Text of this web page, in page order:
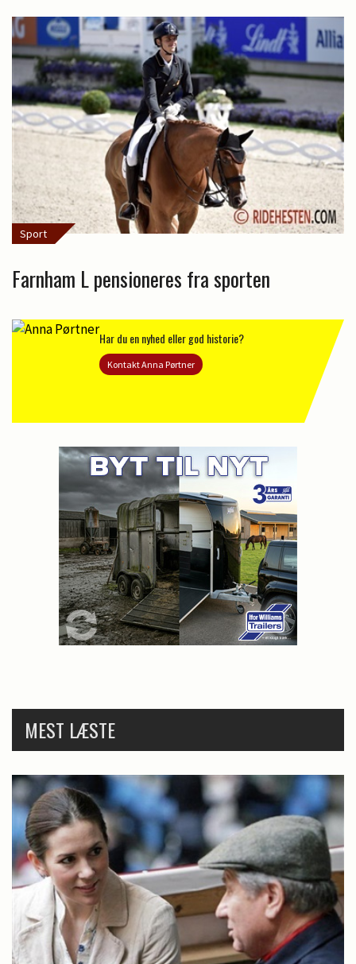
Sport
Farnham L pensioneres fra sporten
Har du en nyhed eller god historie?
Kontakt Anna Pørtner
MEST LÆSTE